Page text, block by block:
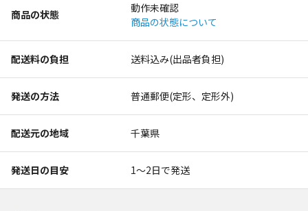
商品の状態
動作未確認
商品の状態について
配送料の負担 送料込み(出品者負担)
発送の方法 普通郵便(定形、定形外)
配送元の地域 千葉県
発送日の目安 1〜2日で発送